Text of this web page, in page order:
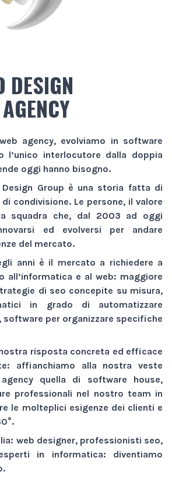
DESIGN
web agency, evolviamo in software
l’unico interlocutore dalla doppia
oggi hanno bisogno.
Group è una storia fatta di
condivisione. Le persone, il valore
squadra che, dal 2003 ad oggi
ed evolversi per andare
del mercato.
anni è il mercato a richiedere a
all’informatica e al web: maggiore
di seo concepite su misura,
in grado di automatizzare
software per organizzare specifiche
risposta concreta ed efficace
affianchiamo alla nostra veste
quella di software house,
professionali nel nostro team in
le molteplici esigenze dei clienti e
web designer, professionisti seo,
in informatica: diventiamo
.